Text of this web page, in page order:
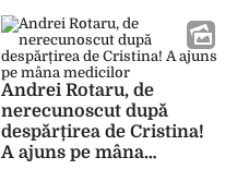
Cornea!
Andrei Rotaru, de
nerecunoscut după
despărțirea de Cristina!
A ajuns pe mâna